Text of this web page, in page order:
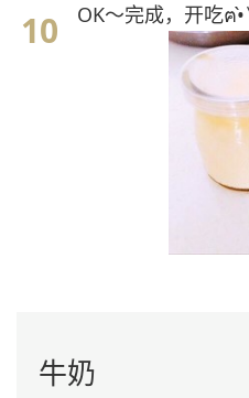
OK～完成，开吃ฅ
牛奶